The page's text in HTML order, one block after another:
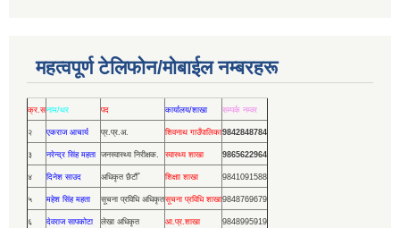
महत्वपूर्ण टेलिफोन/मोबाईल नम्बरहरू
क्र.सनाम/थर पद कार्यालय/शाखा सम्पर्क नम्वर
२ एकराज आचार्य प्र.प्र.अ. शिवनाथ गाउँपालिका9842848784
३ नरेन्द्र सिंह महता जनस्वास्थ्य निरीक्षक. स्वास्थ्य शाखा 9865622964
४ दिनेश साउद अधिकृत छैटौँ शिक्षाा शाखा 9841091588
५ महेश सिंह महता सूचना प्रविधि अधिकृतसूचना प्रविधि शाखा9848769679
६ देवराज सापकोटा लेखा अधिकृत आ.प्र.शाखा 9848995919